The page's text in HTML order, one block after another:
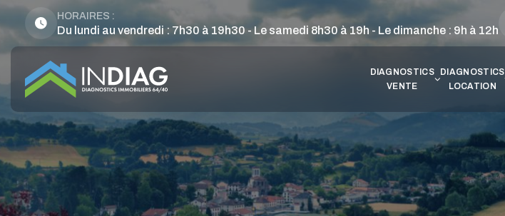
HORAIRES :
Du lundi au vendredi : 7h30 à 19h30 - Le samedi 8h30 à 19h - Le dimanche : 9h à 12h
DIAGNOSTICS
VENTE
DIAGNOSTICS
LOCATION